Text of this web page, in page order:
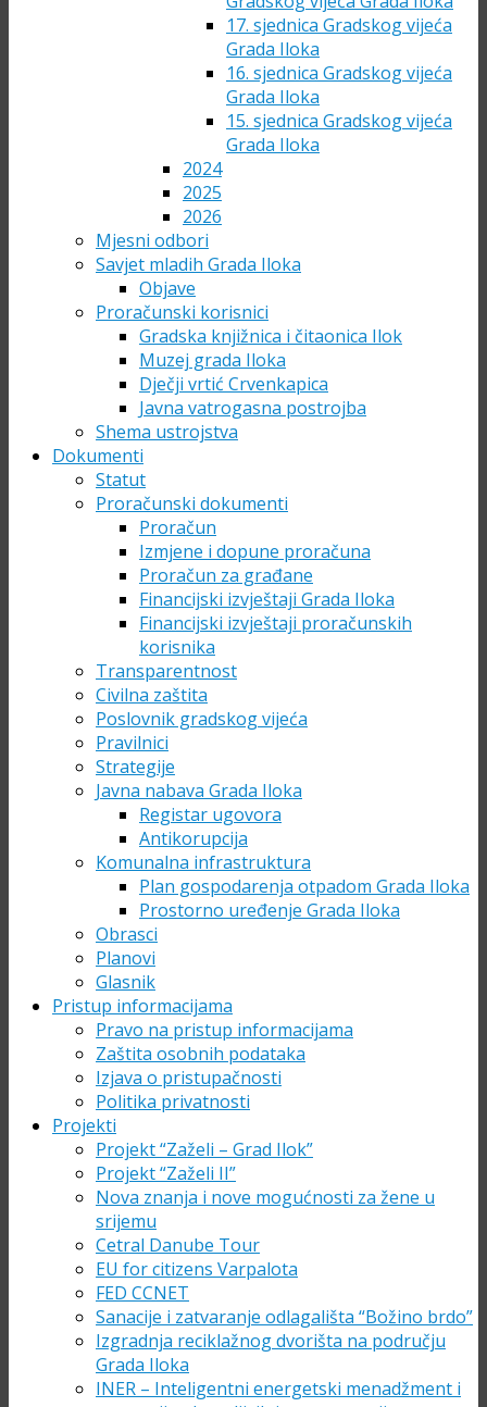
17. sjednica Gradskog vijeća
Grada Iloka
16. sjednica Gradskog vijeća
Grada Iloka
15. sjednica Gradskog vijeća
Grada Iloka
2024
2025
2026
Mjesni odbori
Savjet mladih Grada Iloka
Objave
Proračunski korisnici
Gradska knjižnica i čitaonica Ilok
Muzej grada Iloka
Dječji vrtić Crvenkapica
Javna vatrogasna postrojba
Shema ustrojstva
Dokumenti
Statut
Proračunski dokumenti
Proračun
Izmjene i dopune proračuna
Proračun za građane
Financijski izvještaji Grada Iloka
Financijski izvještaji proračunskih
korisnika
Transparentnost
Civilna zaštita
Poslovnik gradskog vijeća
Pravilnici
Strategije
Javna nabava Grada Iloka
Registar ugovora
Antikorupcija
Komunalna infrastruktura
Plan gospodarenja otpadom Grada Iloka
Prostorno uređenje Grada Iloka
Obrasci
Planovi
Glasnik
Pristup informacijama
Pravo na pristup informacijama
Zaštita osobnih podataka
Izjava o pristupačnosti
Politika privatnosti
Projekti
Projekt “Zaželi – Grad Ilok”
Projekt “Zaželi II”
Nova znanja i nove mogućnosti za žene u
srijemu
Cetral Danube Tour
EU for citizens Varpalota
FED CCNET
Sanacije i zatvaranje odlagališta “Božino brdo”
Izgradnja reciklažnog dvorišta na području
Grada Iloka
INER – Inteligentni energetski menadžment i